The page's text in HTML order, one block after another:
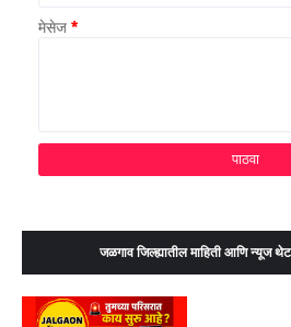
मेसेज *
जळगाव जिल्ह्यातील माहिती आणि न्यूज